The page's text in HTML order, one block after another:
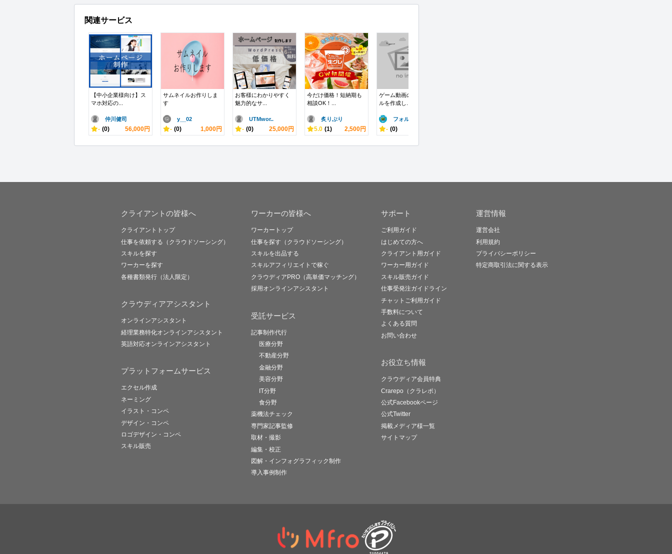
関連サービス
【中小企業様向け】ス
マホ対応の...
仲川健司
- (0) 56,000円
サムネイルお作りしま
す
y__02
- (0) 1,000円
お客様にわかりやすく
魅力的なサ...
UTMwor..
- (0) 25,000円
今だけ価格！短納期も
相談OK！...
炙りぶり
5.0 (1) 2,500円
ゲーム動画のサムネイ
ルを作成し...
フォルミア
- (0)
クライアントの皆様へ
クライアントトップ
仕事を依頼する（クラウドソーシング）
スキルを探す
ワーカーを探す
各種書類発行（法人限定）
クラウディアアシスタント
オンラインアシスタント
経理業務特化オンラインアシスタント
英語対応オンラインアシスタント
プラットフォームサービス
エクセル作成
ネーミング
イラスト・コンペ
デザイン・コンペ
ロゴデザイン・コンペ
スキル販売
ワーカーの皆様へ
ワーカートップ
仕事を探す（クラウドソーシング）
スキルを出品する
スキルアフィリエイトで稼ぐ
クラウディアPRO（高単価マッチング）
採用オンラインアシスタント
受託サービス
記事制作代行
医療分野
不動産分野
金融分野
美容分野
IT分野
食分野
薬機法チェック
専門家記事監修
取材・撮影
編集・校正
図解・インフォグラフィック制作
導入事例制作
サポート
ご利用ガイド
はじめての方へ
クライアント用ガイド
ワーカー用ガイド
スキル販売ガイド
仕事受発注ガイドライン
チャットご利用ガイド
手数料について
よくある質問
お問い合わせ
お役立ち情報
クラウディア会員特典
Crarepo（クラレポ）
公式Facebookページ
公式Twitter
掲載メディア様一覧
サイトマップ
運営情報
運営会社
利用規約
プライバシーポリシー
特定商取引法に関する表示